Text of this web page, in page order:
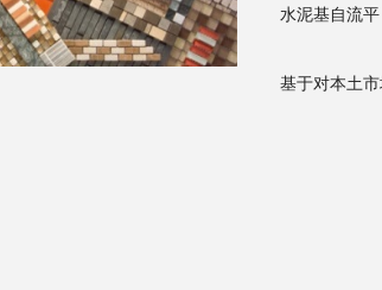
水泥基自流平
基于对本土